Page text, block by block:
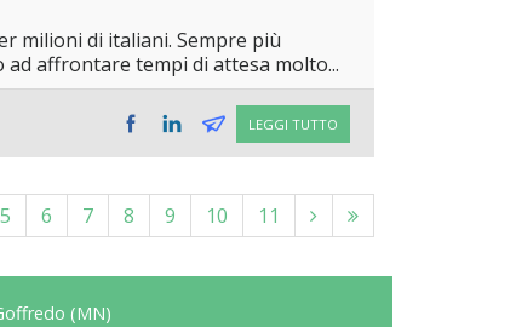
milioni di italiani. Sempre più
affrontare tempi di attesa molto...
LEGGI TUTTO
5 6 7 8 9 10 11
(MN)